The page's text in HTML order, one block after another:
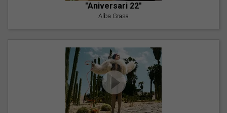
"Aniversari 22"
Alba Grasa